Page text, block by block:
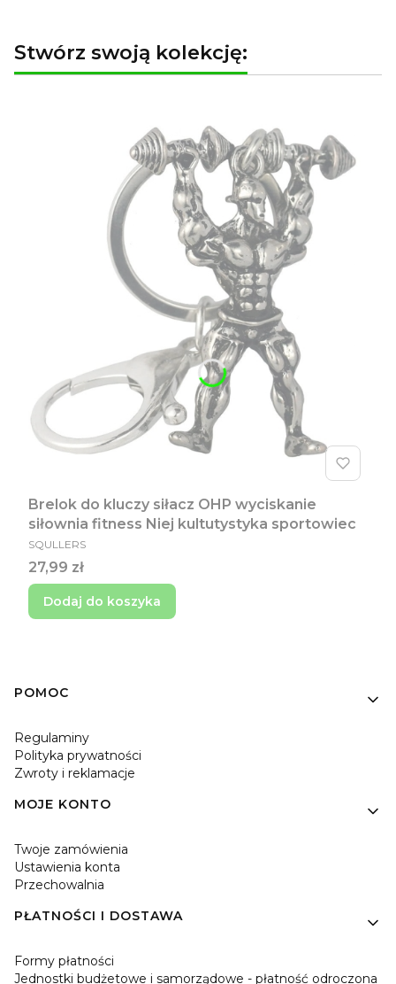
Stwórz swoją kolekcję:
Brelok do kluczy siłacz OHP wyciskanie
siłownia fitness Niej kultutystyka sportowiec
PRODUCENT
SQULLERS
Cena
27,99 zł
Dodaj do koszyka
Linki w stopce
POMOC
Regulaminy
Polityka prywatności
Zwroty i reklamacje
MOJE KONTO
Twoje zamówienia
Ustawienia konta
Przechowalnia
PŁATNOŚCI I DOSTAWA
Formy płatności
Jednostki budżetowe i samorządowe - płatność odroczona